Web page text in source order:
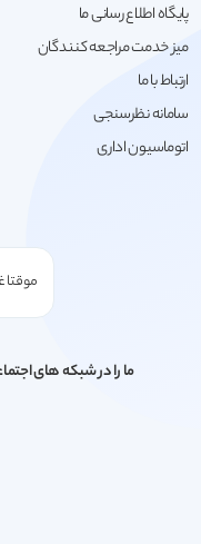
پایگاه اطلاع رسانی ما
میز خدمت مراجعه کنندگان
ارتباط با ما
سامانه نظرسنجی
اتوماسیون اداری
ما را در شبکه های